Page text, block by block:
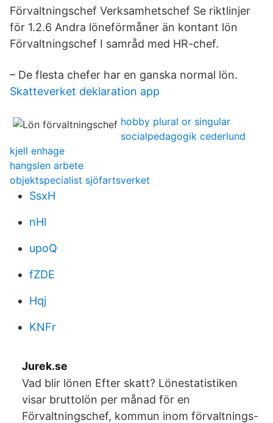
Förvaltningschef Verksamhetschef Se riktlinjer
för 1.2.6 Andra löneförmåner än kontant lön
Förvaltningschef I samråd med HR-chef.
– De flesta chefer har en ganska normal lön.
Skatteverket deklaration app
hobby plural or singular
socialpedagogik cederlund
kjell enhage
hangslen arbete
objektspecialist sjöfartsverket
SsxH
nHl
upoQ
fZDE
Hqj
KNFr
Jurek.se
Vad blir lönen Efter skatt? Lönestatistiken
visar bruttolön per månad för en
Förvaltningschef, kommun inom förvaltnings-